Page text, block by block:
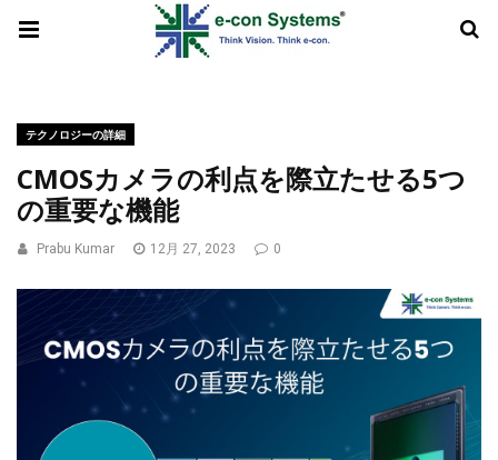
テクノロジーの詳細
CMOSカメラの利点を際立たせる5つ
の重要な機能
Prabu Kumar 12月 27, 2023 0